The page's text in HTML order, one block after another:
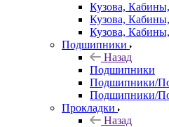
Кузова,
Кузова,
Кузова,
Подшипники
Назад
Подшипники
Подшипники/
Подшипники/
Прокладки
Назад